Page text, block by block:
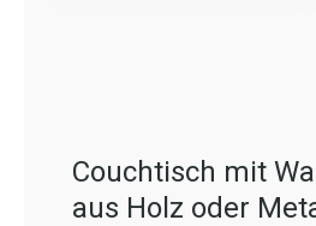
Couchtisch mit
aus Holz oder